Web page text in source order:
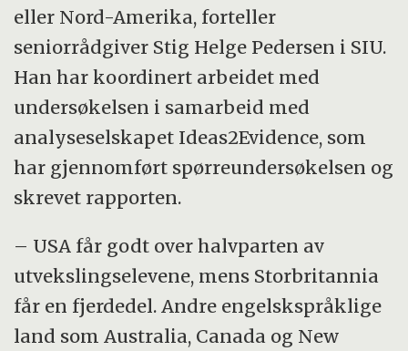
eller Nord-Amerika, forteller
seniorrådgiver Stig Helge Pedersen i SIU.
Han har koordinert arbeidet med
undersøkelsen i samarbeid med
analyseselskapet Ideas2Evidence, som
har gjennomført spørreundersøkelsen og
skrevet rapporten.
– USA får godt over halvparten av
utvekslingselevene, mens Storbritannia
får en fjerdedel. Andre engelskspråklige
land som Australia, Canada og New